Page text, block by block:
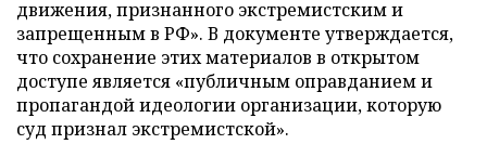
движения, признанного экстремистским и
запрещенным в РФ». В документе утверждается,
что сохранение этих материалов в открытом
доступе является «публичным оправданием и
пропагандой идеологии организации, которую
суд признал экстремистской».